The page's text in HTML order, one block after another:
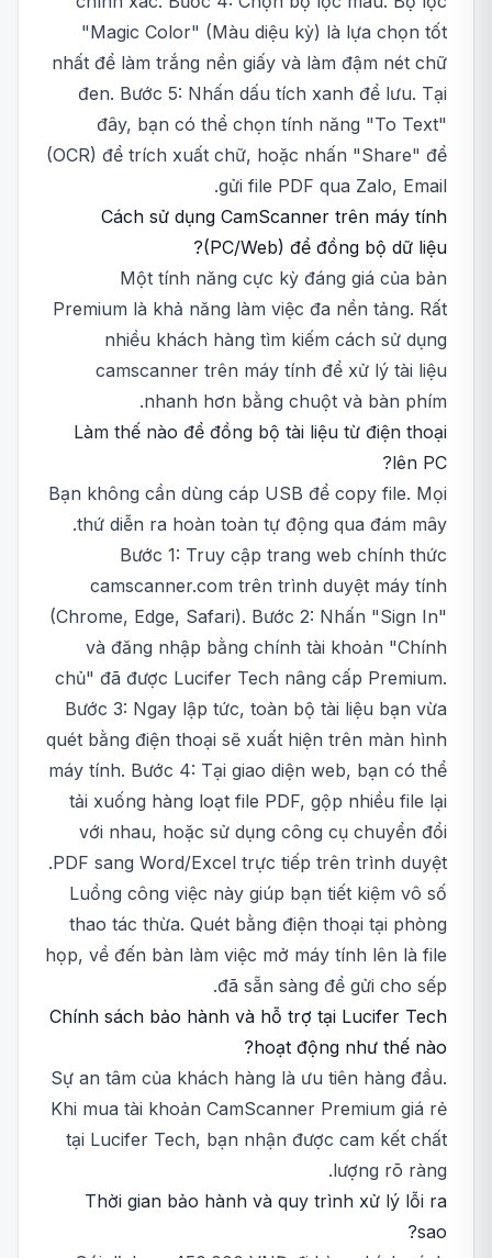
"Magic Color" (Màu diệu kỳ) là lựa chọn tốt
nhất để làm trắng nền giấy và làm đậm nét chữ
đen. Bước 5: Nhấn dấu tích xanh để lưu. Tại
đây, bạn có thể chọn tính năng "To Text"
(OCR) để trích xuất chữ, hoặc nhấn "Share" để
gửi file PDF qua Zalo, Email.
Cách sử dụng CamScanner trên máy tính
(PC/Web) để đồng bộ dữ liệu?
Một tính năng cực kỳ đáng giá của bản
Premium là khả năng làm việc đa nền tảng. Rất
nhiều khách hàng tìm kiếm cách sử dụng
camscanner trên máy tính để xử lý tài liệu
nhanh hơn bằng chuột và bàn phím.
Làm thế nào để đồng bộ tài liệu từ điện thoại
lên PC?
Bạn không cần dùng cáp USB để copy file. Mọi
thứ diễn ra hoàn toàn tự động qua đám mây.
Bước 1: Truy cập trang web chính thức
camscanner.com trên trình duyệt máy tính
(Chrome, Edge, Safari). Bước 2: Nhấn "Sign In"
và đăng nhập bằng chính tài khoản "Chính
chủ" đã được Lucifer Tech nâng cấp Premium.
Bước 3: Ngay lập tức, toàn bộ tài liệu bạn vừa
quét bằng điện thoại sẽ xuất hiện trên màn hình
máy tính. Bước 4: Tại giao diện web, bạn có thể
tải xuống hàng loạt file PDF, gộp nhiều file lại
với nhau, hoặc sử dụng công cụ chuyển đổi
PDF sang Word/Excel trực tiếp trên trình duyệt.
Luồng công việc này giúp bạn tiết kiệm vô số
thao tác thừa. Quét bằng điện thoại tại phòng
họp, về đến bàn làm việc mở máy tính lên là file
đã sẵn sàng để gửi cho sếp.
Chính sách bảo hành và hỗ trợ tại Lucifer Tech
hoạt động như thế nào?
Sự an tâm của khách hàng là ưu tiên hàng đầu.
Khi mua tài khoản CamScanner Premium giá rẻ
tại Lucifer Tech, bạn nhận được cam kết chất
lượng rõ ràng.
Thời gian bảo hành và quy trình xử lý lỗi ra
sao?